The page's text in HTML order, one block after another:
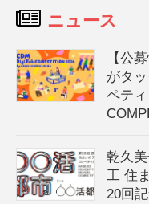
ニュース
【公
がタ
ペテ
乾久
工 住
20回